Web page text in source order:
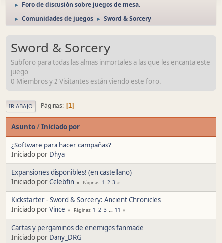
► Foro de discusión sobre juegos de mesa.
► Comunidades de juegos ► Sword & Sorcery
Sword & Sorcery
Subforo para todas las almas inmortales a las que les encanta este
juego
0 Miembros y 2 Visitantes están viendo este foro.
IR ABAJO Páginas 1
Asunto/Iniciado por
¿Software para hacer campañas?
Iniciado por Dhya
Expansiones disponibles! (en castellano)
Iniciado porCelebfin Páginas 1 2 3
Kickstarter - Sword & Sorcery: Ancient Chronicles
Iniciado porVince Páginas 1 2 3 ... 11
Cartas y pergaminos de enemigos fanmade
Iniciado por Dany_DRG